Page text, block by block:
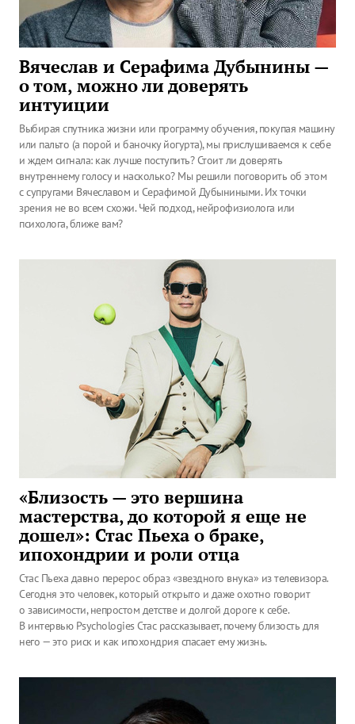
Вячеслав и Серафима Дубынины —
о том, можно ли доверять
интуиции
Выбирая спутника жизни или программу обучения, покупая машину
или пальто (а порой и баночку йогурта), мы прислушиваемся к себе
и ждем сигнала: как лучше поступить? Стоит ли доверять
внутреннему голосу и насколько? Мы решили поговорить об этом
с супругами Вячеславом и Серафимой Дубыниными. Их точки
зрения не во всем схожи. Чей подход, нейрофизиолога или
психолога, ближе вам?
«Близость — это вершина
мастерства, до которой я еще не
дошел»: Стас Пьеха о браке,
ипохондрии и роли отца
Стас Пьеха давно перерос образ «звездного внука» из телевизора.
Сегодня это человек, который открыто и даже охотно говорит
о зависимости, непростом детстве и долгой дороге к себе.
В интервью Psychologies Стас рассказывает, почему близость для
него — это риск и как ипохондрия спасает ему жизнь.